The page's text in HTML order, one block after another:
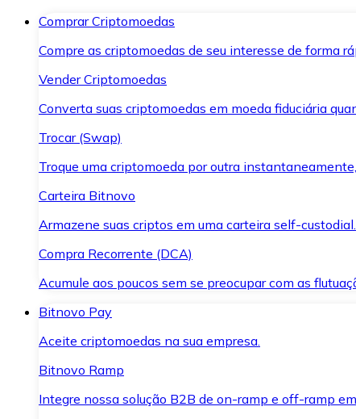
Comprar Criptomoedas
Compre as criptomoedas de seu interesse de forma
Vender Criptomoedas
Converta suas criptomoedas em moeda fiduciária
Trocar (Swap)
Troque uma criptomoeda por outra
Carteira Bitnovo
Armazene suas criptos em uma carteira self-custodial.
Compra Recorrente (DCA)
Acumule aos poucos sem se preocupar com as
Bitnovo Pay
Aceite criptomoedas na sua empresa.
Bitnovo Ramp
Integre nossa solução B2B de on-ramp e off-ramp